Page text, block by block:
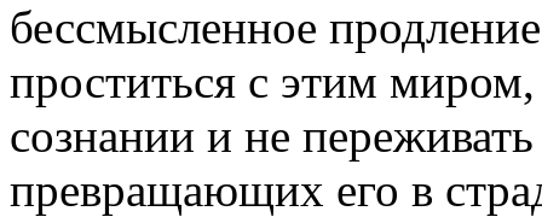
бессмысленное
проститься с этим
сознании и не
превращающих его в